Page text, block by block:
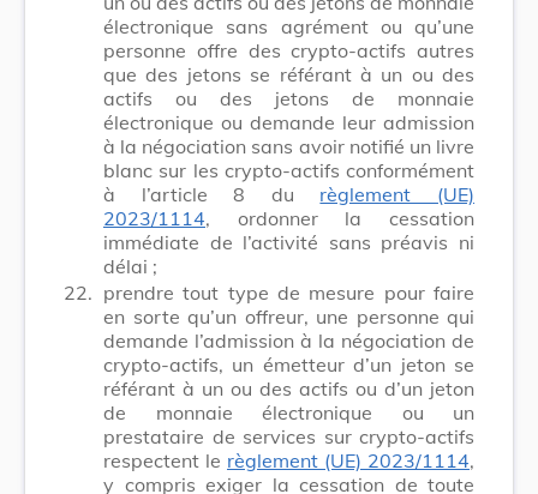
électronique sans agrément ou qu’une
personne offre des crypto-actifs autres
que des jetons se référant à un ou des
actifs ou des jetons de monnaie
électronique ou demande leur admission
à la négociation sans avoir notifié un livre
blanc sur les crypto-actifs conformément
à l’article 8 du règlement (UE)
2023/1114, ordonner la cessation
immédiate de l’activité sans préavis ni
délai ;
22. prendre tout type de mesure pour faire
en sorte qu’un offreur, une personne qui
demande l’admission à la négociation de
crypto-actifs, un émetteur d’un jeton se
référant à un ou des actifs ou d’un jeton
de monnaie électronique ou un
prestataire de services sur crypto-actifs
respectent le règlement (UE) 2023/1114,
y compris exiger la cessation de toute